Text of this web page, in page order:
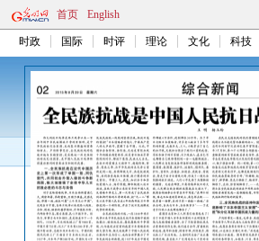
首页 English
时政 国际 时评 理论 文化 科技